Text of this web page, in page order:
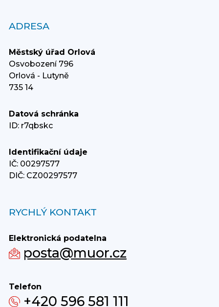
ADRESA
Městský úřad Orlová
Osvobození 796
Orlová - Lutyně
735 14
Datová schránka
ID: r7qbskc
Identifikační údaje
IČ: 00297577
DIČ: CZ00297577
RYCHLÝ KONTAKT
Elektronická podatelna
posta@muor.cz
Telefon
+420 596 581 111